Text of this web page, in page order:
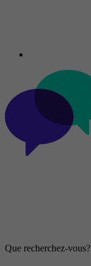
Que recherchez-vous?